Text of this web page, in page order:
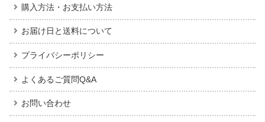
購入方法・お支払い方法
お届け日と送料について
プライバシーポリシー
よくあるご質問Q&A
お問い合わせ